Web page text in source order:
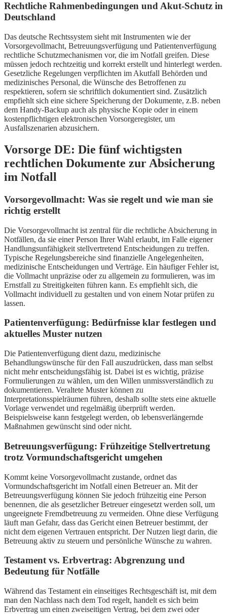
Rechtliche Rahmenbedingungen und Akut-Schutz in
Deutschland
Das deutsche Rechtssystem sieht mit Instrumenten wie der
Vorsorgevollmacht, Betreuungsverfügung und Patientenverfügung
rechtliche Schutzmechanismen vor, die im Notfall greifen. Diese
müssen jedoch rechtzeitig und korrekt erstellt und hinterlegt werden.
Gesetzliche Regelungen verpflichten im Akutfall Behörden und
medizinisches Personal, die Wünsche des Betroffenen zu
respektieren, sofern sie schriftlich dokumentiert sind. Zusätzlich
empfiehlt sich eine sichere Speicherung der Dokumente, z.B. neben
dem Handy-Backup auch als physische Kopie oder in einem
kostenpflichtigen elektronischen Vorsorgeregister, um
Ausfallszenarien abzusichern.
Vorsorge DE: Die fünf wichtigsten
rechtlichen Dokumente zur Absicherung
im Notfall
Vorsorgevollmacht: Was sie regelt und wie man sie
richtig erstellt
Die Vorsorgevollmacht ist zentral für die rechtliche Absicherung in
Notfällen, da sie einer Person Ihrer Wahl erlaubt, im Falle eigener
Handlungsunfähigkeit stellvertretend Entscheidungen zu treffen.
Typische Regelungsbereiche sind finanzielle Angelegenheiten,
medizinische Entscheidungen und Verträge. Ein häufiger Fehler ist,
die Vollmacht unpräzise oder zu allgemein zu formulieren, was im
Ernstfall zu Streitigkeiten führen kann. Es empfiehlt sich, die
Vollmacht individuell zu gestalten und von einem Notar prüfen zu
lassen.
Patientenverfügung: Bedürfnisse klar festlegen und
aktuelles Muster nutzen
Die Patientenverfügung dient dazu, medizinische
Behandlungswünsche für den Fall auszudrücken, dass man selbst
nicht mehr entscheidungsfähig ist. Dabei ist es wichtig, präzise
Formulierungen zu wählen, um den Willen unmissverständlich zu
dokumentieren. Veraltete Muster können zu
Interpretationsspielräumen führen, deshalb sollte stets eine aktuelle
Vorlage verwendet und regelmäßig überprüft werden.
Beispielsweise kann festgelegt werden, ob lebensverlängernde
Maßnahmen gewünscht sind oder nicht.
Betreuungsverfügung: Frühzeitige Stellvertretung
trotz Vormundschaftsgericht umgehen
Kommt keine Vorsorgevollmacht zustande, ordnet das
Vormundschaftsgericht im Notfall einen Betreuer an. Mit der
Betreuungsverfügung können Sie jedoch frühzeitig eine Person
benennen, die als gesetzlicher Betreuer eingesetzt werden soll, um
ungeeignete Fremdbetreuung zu vermeiden. Ohne diese Verfügung
läuft man Gefahr, dass das Gericht einen Betreuer bestimmt, der
nicht dem eigenen Vertrauen entspricht. Der Nutzen liegt darin, die
Betreuung aktiv zu steuern und persönliche Wünsche zu wahren.
Testament vs. Erbvertrag: Abgrenzung und
Bedeutung für Notfälle
Während das Testament ein einseitiges Rechtsgeschäft ist, mit dem
man den Nachlass nach dem Tod regelt, handelt es sich beim
Erbvertrag um einen zweiseitigen Vertrag, bei dem zwei oder